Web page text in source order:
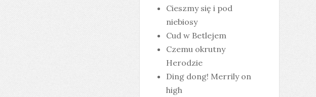
Cieszmy się i pod
niebiosy
Cud w Betlejem
Czemu okrutny
Herodzie
Ding dong! Merrily on
high